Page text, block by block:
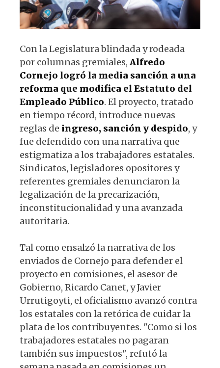
Con la Legislatura blindada y rodeada
por columnas gremiales, Alfredo
Cornejo logró la media sanción a una
reforma que modifica el Estatuto del
Empleado Público. El proyecto, tratado
en tiempo récord, introduce nuevas
reglas de ingreso, sanción y despido, y
fue defendido con una narrativa que
estigmatiza a los trabajadores estatales.
Sindicatos, legisladores opositores y
referentes gremiales denunciaron la
legalización de la precarización,
inconstitucionalidad y una avanzada
autoritaria.
Tal como ensalzó la narrativa de los
enviados de Cornejo para defender el
proyecto en comisiones, el asesor de
Gobierno, Ricardo Canet, y Javier
Urrutigoyti, el oficialismo avanzó contra
los estatales con la retórica de cuidar la
plata de los contribuyentes. "Como si los
trabajadores estatales no pagaran
también sus impuestos", refutó la